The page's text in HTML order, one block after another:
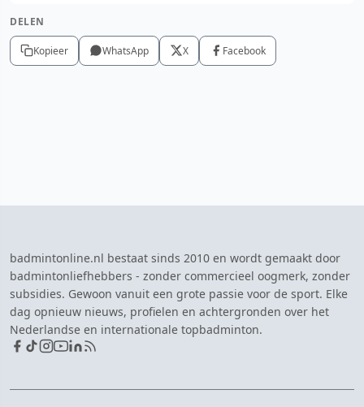
DELEN
Kopieer WhatsApp X Facebook
badmintonline.nl bestaat sinds 2010 en wordt gemaakt door
badmintonliefhebbers - zonder commercieel oogmerk, zonder
subsidies. Gewoon vanuit een grote passie voor de sport. Elke
dag opnieuw nieuws, profielen en achtergronden over het
Nederlandse en internationale topbadminton.